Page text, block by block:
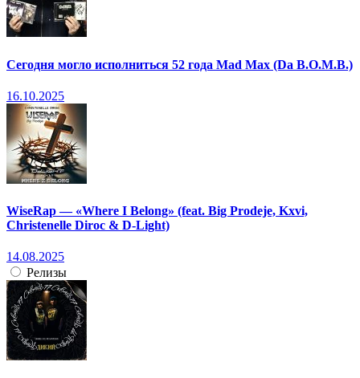
Сегодня могло исполниться 52 года Mad Max (Da B.O.M.B.)
16.10.2025
WiseRap — «Where I Belong» (feat. Big Prodeje, Kxvi,
Christenelle Diroc & D-Light)
14.08.2025
Релизы